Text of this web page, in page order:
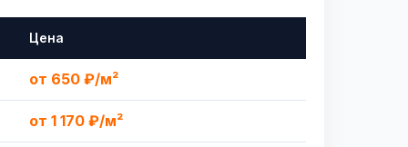
Цена
от 650 ₽/м²
от 1 170 ₽/м²